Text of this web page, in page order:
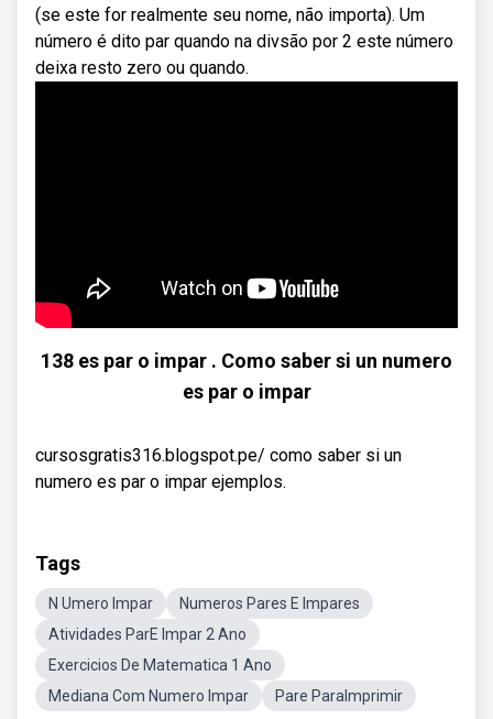
(se este for realmente seu nome, não importa). Um
número é dito par quando na divsão por 2 este número
deixa resto zero ou quando.
138 es par o impar . Como saber si un numero
es par o impar
cursosgratis316.blogspot.pe/ como saber si un
numero es par o impar ejemplos.
Tags
N Umero Impar
Numeros Pares E Impares
Atividades ParE Impar 2 Ano
Exercicios De Matematica 1 Ano
Mediana Com Numero Impar
Pare ParaImprimir